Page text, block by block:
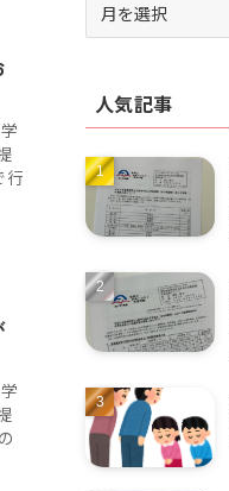
行
ー
ブ人気記事